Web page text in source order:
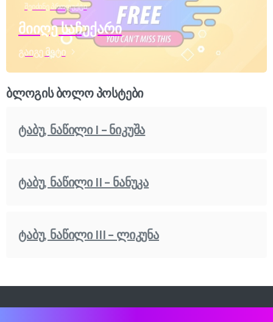
შეიძინე პროდუქტი
მიიღე საჩუქარი
გაიგე მეტი
ბლოგის ბოლო პოსტები
ტაბუ, ნაწილი I – ნიკუშა
ტაბუ, ნაწილი II – ნანუკა
ტაბუ, ნაწილი III – ლიკუნა